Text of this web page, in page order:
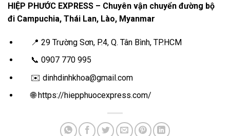
HIỆP PHƯỚC EXPRESS – Chuyên vận chuyển đường bộ
đi Campuchia, Thái Lan, Lào, Myanmar
📍 29 Trường Sơn, P.4, Q. Tân Bình, TP.HCM
📞 0907 770 995
✉️ dinhdinhkhoa@gmail.com
🌐 https://hiepphuocexpress.com/